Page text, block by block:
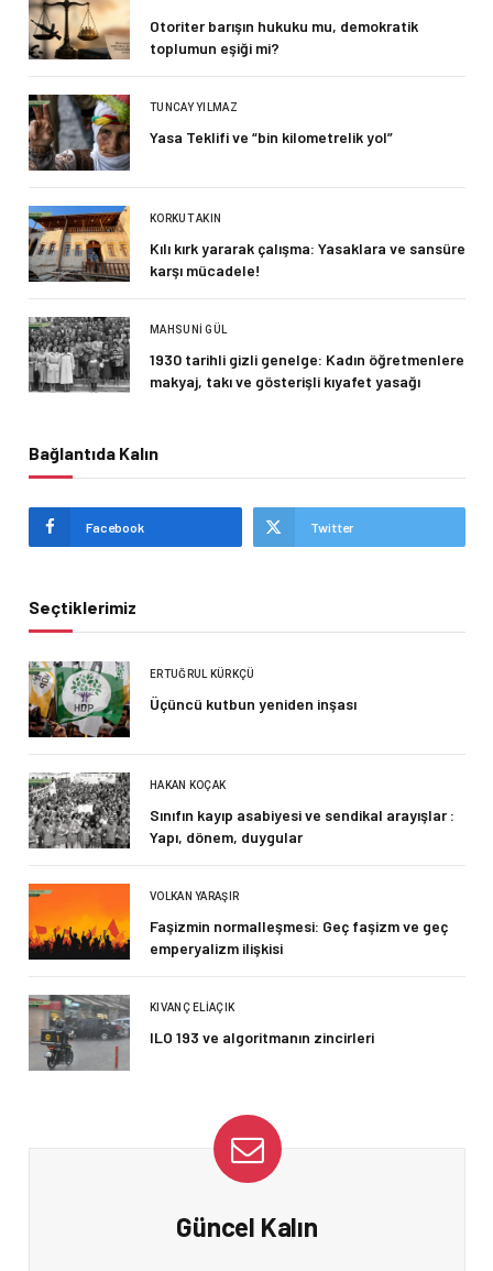
Otoriter barışın hukuku mu, demokratik
toplumun eşiği mi?
TUNCAY YILMAZ
Yasa Teklifi ve “bin kilometrelik yol”
KORKUT AKIN
Kılı kırk yararak çalışma: Yasaklara ve sansüre
karşı mücadele!
MAHSUNI GÜL
1930 tarihli gizli genelge: Kadın öğretmenlere
makyaj, takı ve gösterişli kıyafet yasağı
Bağlantıda Kalın
Facebook Twitter
Seçtiklerimiz
ERTUĞRUL KÜRKÇÜ
Üçüncü kutbun yeniden inşası
HAKAN KOÇAK
Sınıfın kayıp asabiyesi ve sendikal arayışlar :
Yapı, dönem, duygular
VOLKAN YARAŞIR
Faşizmin normalleşmesi: Geç faşizm ve geç
emperyalizm ilişkisi
KIVANÇ ELIAÇIK
ILO 193 ve algoritmanın zincirleri
Güncel Kalın